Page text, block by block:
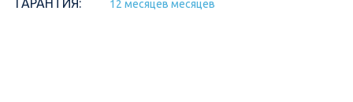
ГАРАНТИЯ: 12 месяцев месяцев